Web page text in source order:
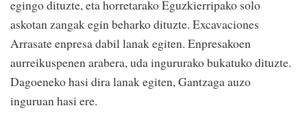
egingo dituzte, eta horretarako Eguzkierripako solo
askotan zangak egin beharko dituzte. Excavaciones
Arrasate enpresa dabil lanak egiten. Enpresakoen
aurreikuspenen arabera, uda ingururako bukatuko dituzte.
Dagoeneko hasi dira lanak egiten, Gantzaga auzo
inguruan hasi ere.